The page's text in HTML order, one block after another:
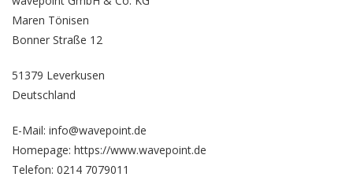
Maren Tönisen
Bonner Straße 12
51379 Leverkusen
Deutschland
E-Mail: info@wavepoint.de
Homepage: https://www.wavepoint.de
Telefon: 0214 7079011